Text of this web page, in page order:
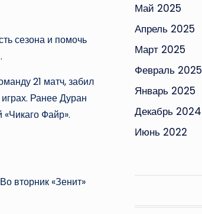
сезона и помочь
21 матч, забил
Ранее Дуран
Файр».
вторник «Зенит»
Май 2025
Апрель 2025
Март 2025
Февраль 2025
Январь 2025
Декабрь 2024
Июнь 2022